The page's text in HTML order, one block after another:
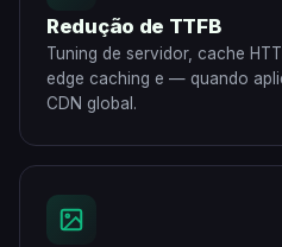
Redução de TTFB
Tuning de servidor, cache
edge caching e — quando
CDN global.